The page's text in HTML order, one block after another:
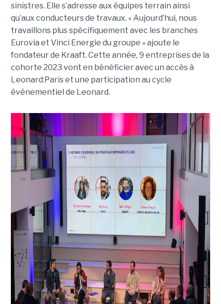
sinistres. Elle s’adresse aux équipes terrain ainsi
qu’aux conducteurs de travaux. « Aujourd’hui, nous
travaillons plus spécifiquement avec les branches
Eurovia et Vinci Energie du groupe » ajoute le
fondateur de Kraaft. Cette année, 9 entreprises de la
cohorte 2023 vont en bénéficier avec un accès à
Leonard:Paris et une participation au cycle
événementiel de Leonard.